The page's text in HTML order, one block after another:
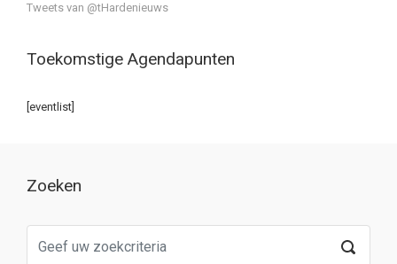
Tweets van @tHardenieuws
Toekomstige Agendapunten
[eventlist]
Zoeken